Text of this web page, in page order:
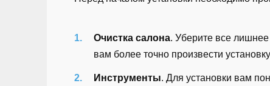
Очистка салона. Уберите все
вам более точно произвести
Инструменты. Для установки вам